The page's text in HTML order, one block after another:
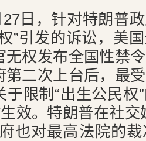
日，针对特朗普
”引发的诉讼，美
无权发布全国性禁
第二次上台后，最
于限制“出生公民权
效。 特朗普在社交
也对最高法院的